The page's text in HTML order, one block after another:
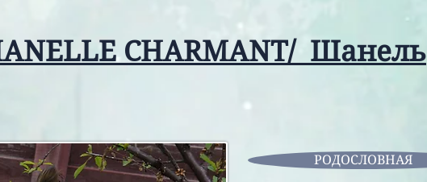
CHARMANT/ Шанель
РОДОСЛОВНАЯ